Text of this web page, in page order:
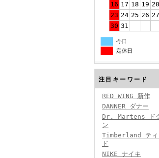
16 17 18 19 20
23 24 25 26 27
30 31
今日
定休日
注目キーワード
RED WING 新作
DANNER ダナー
Dr. Martens ドク
ン
Timberland ティ
ド
NIKE ナイキ